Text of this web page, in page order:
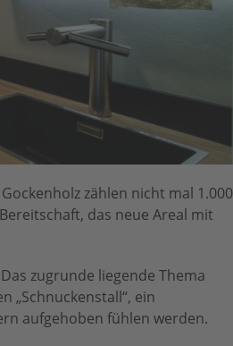
zählen nicht mal 1.000
das neue Areal mit
zugrunde liegende Thema
„Schnuckenstall“, ein
aufgehoben fühlen werden.